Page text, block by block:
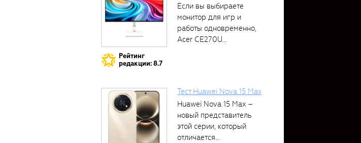
Рейтинг
редакции: 8.7
Если вы выбираете
монитор для игр и
работы одновременно,
Acer CE270U...
Тест Huawei Nova 15 Max
Huawei Nova 15 Max –
новый представитель
этой серии, который
отличается...